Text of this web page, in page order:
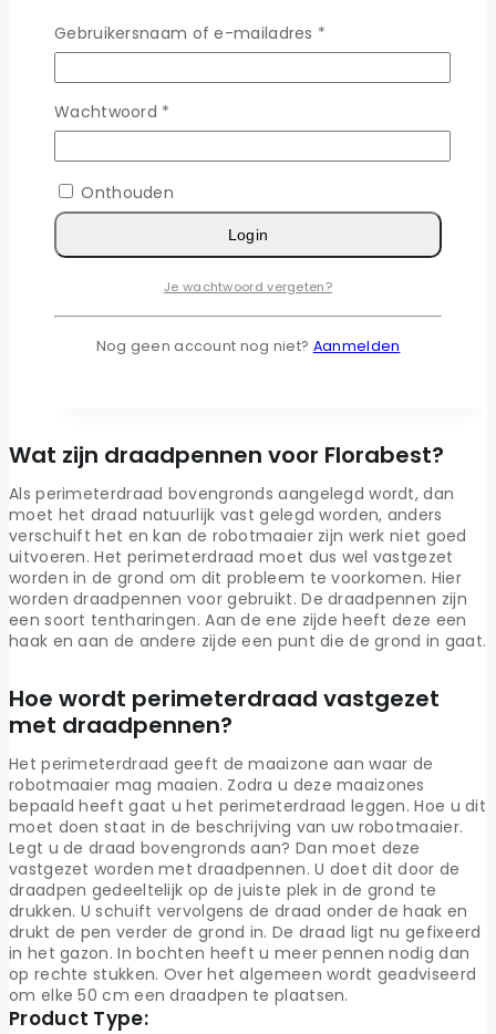
Bekijk Product
Draadpennen voor Florabest – 1000 stuks
€179,95
Draadpennen voor Florabest – 1000 stuks zijn
ideaal voor het vastzetten van perimeterdraad
in uw tuin. Zet de draad minimaal elke vijftig
Wat zijn draadpennen voor Florabest?
Als perimeterdraad bovengronds aangelegd wordt, dan
moet het draad natuurlijk vast gelegd worden, anders
verschuift het en kan de robotmaaier zijn werk niet goed
uitvoeren. Het perimeterdraad moet dus wel vastgezet
worden in de grond om dit probleem te voorkomen. Hier
worden draadpennen voor gebruikt. De draadpennen zijn
een soort tentharingen. Aan de ene zijde heeft deze een
haak en aan de andere zijde een punt die de grond in gaat.
Hoe wordt perimeterdraad vastgezet
met draadpennen?
Het perimeterdraad geeft de maaizone aan waar de
robotmaaier mag maaien. Zodra u deze maaizones
bepaald heeft gaat u het perimeterdraad leggen. Hoe u dit
moet doen staat in de beschrijving van uw robotmaaier.
Legt u de draad bovengronds aan? Dan moet deze
vastgezet worden met draadpennen. U doet dit door de
draadpen gedeeltelijk op de juiste plek in de grond te
drukken. U schuift vervolgens de draad onder de haak en
drukt de pen verder de grond in. De draad ligt nu gefixeerd
in het gazon. In bochten heeft u meer pennen nodig dan
op rechte stukken. Over het algemeen wordt geadviseerd
om elke 50 cm een draadpen te plaatsen.
Product Type:
Gebruikersnaam of e-mailadres *
Wachtwoord *
Onthouden
Login
Je wachtwoord vergeten?
Nog geen account nog niet? Aanmelden